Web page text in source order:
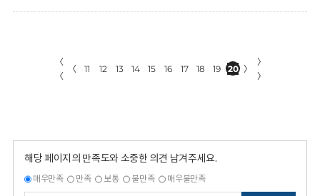
〈
〈
〈 11 12 13 14 15 16 17 18 19 20 〉
〉
〉
해당 페이지의 만족도와 소중한 의견 남겨주세요.
매우만족 만족 보통 불만족 매우불만족